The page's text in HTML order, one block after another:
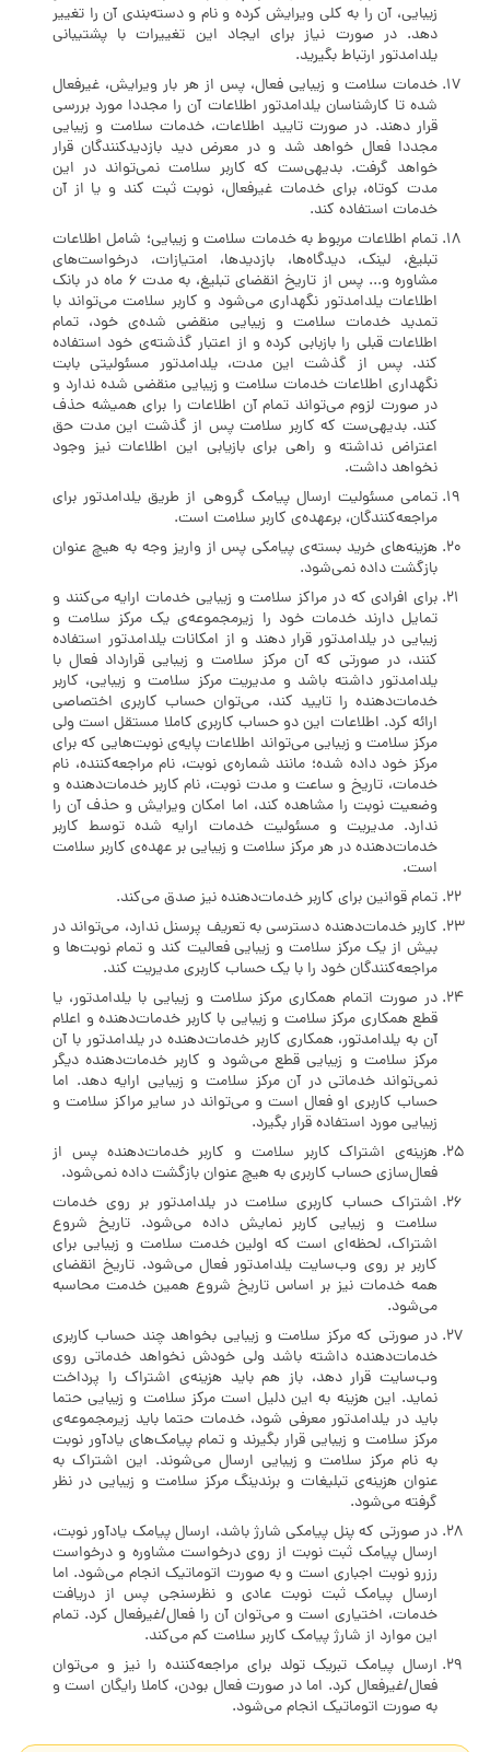
زیبایی، ‌آن را به کلی ویرایش کرده و نام و دسته‌بندی آن را تغییر
دهد. در صورت نیاز برای ایجاد این تغییرات با پشتیبانی
یلدامدتور ارتباط بگیرید.
خدمات سلامت و زیبایی فعال، پس از هر بار ویرایش، غیرفعال
شده تا کارشناسان یلدامدتور اطلاعات آن را مجددا مورد بررسی
قرار دهند. در صورت تایید اطلاعات، خدمات سلامت و زیبایی
مجددا فعال خواهد شد و در معرض دید بازدیدکنندگان قرار
خواهد گرفت. بدیهی‌ست که کاربر سلامت نمی‌تواند در این
مدت کوتاه، برای خدمات غیرفعال، نوبت ثبت کند و یا از آن
خدمات استفاده کند.
تمام اطلاعات مربوط به خدمات سلامت و زیبایی؛ شامل اطلاعات
تبلیغ، لینک، دیدگاه‌ها، بازدیدها، امتیازات، درخواست‌های
مشاوره و... پس از تاریخ انقضای تبلیغ، به مدت 6 ماه در بانک
اطلاعات یلدامدتور نگهداری می‌شود و کاربر سلامت می‌تواند با
تمدید خدمات سلامت و زیبایی منقضی شده‌ی خود، تمام
اطلاعات قبلی را بازبابی کرده و از اعتبار گذشته‌ی خود استفاده
کند. پس از گذشت این مدت، یلدامدتور مسئولیتی بابت
نگهداری اطلاعات خدمات سلامت و زیبایی منقضی شده ندارد و
در صورت لزوم می‌تواند تمام آن اطلاعات را برای همیشه حذف
کند. بدیهی‌ست که کاربر سلامت پس از گذشت این مدت حق
اعتراض نداشته و راهی برای بازیابی این اطلاعات نیز وجود
نخواهد داشت.
تمامی مسئولیت ارسال پیامک گروهی از طریق یلدامدتور برای
مراجعه‌کنندگان، برعهده‌ی کاربر سلامت است.
هزینه‌های خرید بسته‌ی پیامکی پس از واریز وجه به هیچ عنوان
بازگشت داده نمی‌شود.
برای افرادی که در مراکز سلامت و زیبایی خدمات ارایه می‌کنند و
تمایل دارند خدمات خود را زیرمجموعه‌ی یک مرکز سلامت و
زیبایی در یلدامدتور قرار دهند و از امکانات یلدامدتور استفاده
کنند، در صورتی که آن مرکز سلامت و زیبایی قرارداد فعال با
یلدامدتور داشته باشد و مدیریت مرکز سلامت و زیبایی، کاربر
خدمات‌دهنده را تایید کند، می‌توان حساب کاربری اختصاصی
ارائه کرد. اطلاعات این دو حساب کاربری کاملا مستقل است ولی
مرکز سلامت و زیبایی می‌تواند اطلاعات پایه‌ی نوبت‌هایی که برای
مرکز خود داده شده؛ مانند شماره‌ی نوبت، نام مراجعه‌کننده، نام
خدمات، تاریخ و ساعت و مدت نوبت، نام کاربر خدمات‌دهنده و
وضعیت نوبت را مشاهده کند، اما امکان ویرایش و حذف آن را
ندارد. مدیریت و مسئولیت خدمات ارایه شده توسط کاربر
خدمات‌دهنده در هر مرکز سلامت و زیبایی بر عهده‌ی کاربر سلامت
است.
تمام قوانین برای کاربر خدمات‌دهنده نیز صدق می‌کند.
کاربر خدمات‌دهنده دسترسی به تعریف پرسنل ندارد، می‌تواند در
بیش از یک مرکز سلامت و زیبایی فعالیت کند و تمام نوبت‌ها و
مراجعه‌کنندگان خود را با یک حساب کاربری مدیریت کند.
در صورت اتمام همکاری مرکز سلامت و زیبایی با یلدامدتور، یا
قطع همکاری مرکز سلامت و زیبایی با کاربر خدمات‌دهنده و اعلام
آن به یلدامدتور، همکاری کاربر خدمات‌دهنده در یلدامدتور با آن
مرکز سلامت و زیبایی قطع می‌شود و کاربر خدمات‌دهنده دیگر
نمی‌تواند خدماتی در آن مرکز سلامت و زیبایی ارايه دهد. اما
حساب کاربری او فعال است و می‌تواند در سایر مراکز سلامت و
زیبایی مورد استفاده قرار بگیرد.
هزینه‌ی اشتراک کاربر سلامت و کاربر خدمات‌دهنده پس از
فعال‌سازی حساب کاربری به هیچ عنوان بازگشت داده نمی‌شود.
اشتراک حساب کاربری سلامت در یلدامدتور بر روی خدمات
سلامت و زیبایی کاربر نمایش داده می‌شود. تاریخ شروع
اشتراک، لحظه‌ای است که اولین خدمت سلامت و زیبایی برای
کاربر بر روی وب‌سایت یلدامدتور فعال می‌شود. تاریخ انقضای
همه خدمات نیز بر اساس تاریخ شروع همین خدمت محاسبه
می‌شود.
در صورتی که مرکز سلامت و زیبایی بخواهد چند حساب کاربری
خدمات‌دهنده داشته باشد ولی خودش نخواهد خدماتی روی
وب‌سایت قرار دهد، باز هم باید هزینه‌ی اشتراک را پرداخت
نماید. این هزینه به این دلیل است مرکز سلامت و زیبایی حتما
باید در یلدامدتور معرفی شود، خدمات حتما باید زیرمجموعه‌ی
مرکز سلامت و زیبایی قرار بگیرند و تمام پیامک‌های یادآور نوبت
به نام مرکز سلامت و زیبایی ارسال می‌شوند. این اشتراک به
عنوان هزینه‌ی تبلیغات و برندینگ مرکز سلامت و زیبایی در نظر
گرفته می‌شود.
در صورتی که پنل پیامکی شارژ باشد، ارسال پیامک یادآور نوبت،
ارسال پیامک ثبت نوبت از روی درخواست مشاوره و درخواست
رزرو نوبت اجباری است و به صورت اتوماتیک انجام می‌شود. اما
ارسال پیامک ثبت نوبت عادی و نظرسنجی پس از دریافت
خدمات، اختیاری است و می‌توان آن را فعال/غیرفعال کرد. تمام
این موارد از شارژ پیامک کاربر سلامت کم می‌کند.
ارسال پیامک تبریک تولد برای مراجعه‌کننده را نیز و می‌توان
فعال/غیرفعال کرد. اما در صورت فعال بودن، کاملا رایگان است و
به صورت اتوماتیک انجام می‌شود.